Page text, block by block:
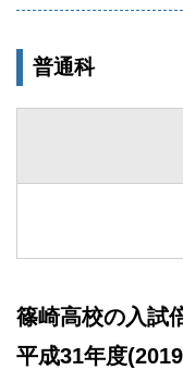
普通科
篠崎高校の入試
平成31年度